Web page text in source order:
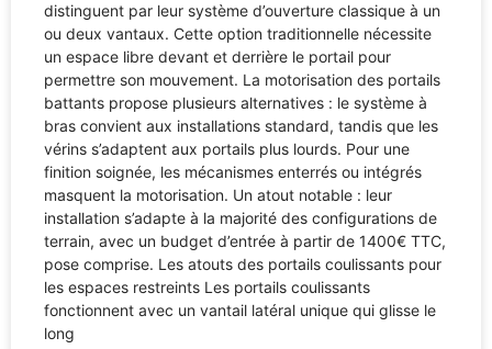
distinguent par leur système d’ouverture classique à un
ou deux vantaux. Cette option traditionnelle nécessite
un espace libre devant et derrière le portail pour
permettre son mouvement. La motorisation des portails
battants propose plusieurs alternatives : le système à
bras convient aux installations standard, tandis que les
vérins s’adaptent aux portails plus lourds. Pour une
finition soignée, les mécanismes enterrés ou intégrés
masquent la motorisation. Un atout notable : leur
installation s’adapte à la majorité des configurations de
terrain, avec un budget d’entrée à partir de 1400€ TTC,
pose comprise. Les atouts des portails coulissants pour
les espaces restreints Les portails coulissants
fonctionnent avec un vantail latéral unique qui glisse le
long